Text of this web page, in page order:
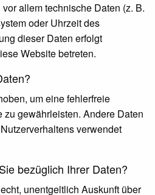
allem technische Daten (z. B.
oder Uhrzeit des
dieser Daten erfolgt
Website betreten.
um eine fehlerfreie
gewährleisten. Andere Daten
verwendet
bezüglich Ihrer Daten?
unentgeltlich Auskunft über